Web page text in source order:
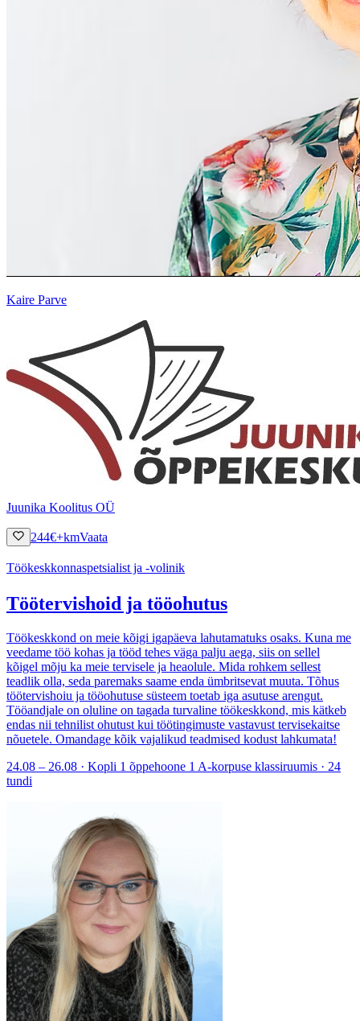
Kaire Parve
Juunika Koolitus OÜ
244€+kmVaata
Töökeskkonnaspetsialist ja -volinik
Töötervishoid ja tööohutus
Töökeskkond on meie kõigi igapäeva lahutamatuks osaks. Kuna me
veedame töö kohas ja tööd tehes väga palju aega, siis on sellel
kõigel mõju ka meie tervisele ja heaolule. Mida rohkem sellest
teadlik olla, seda paremaks saame enda ümbritsevat muuta. Tõhus
töötervishoiu ja tööohutuse süsteem toetab iga asutuse arengut.
Tööandjale on oluline on tagada turvaline töökeskkond, mis kätkeb
endas nii tehnilist ohutust kui töötingimuste vastavust tervisekaitse
nõuetele. Omandage kõik vajalikud teadmised kodust lahkumata!
24.08 – 26.08 · Kopli 1 õppehoone 1 A-korpuse klassiruumis · 24
tundi